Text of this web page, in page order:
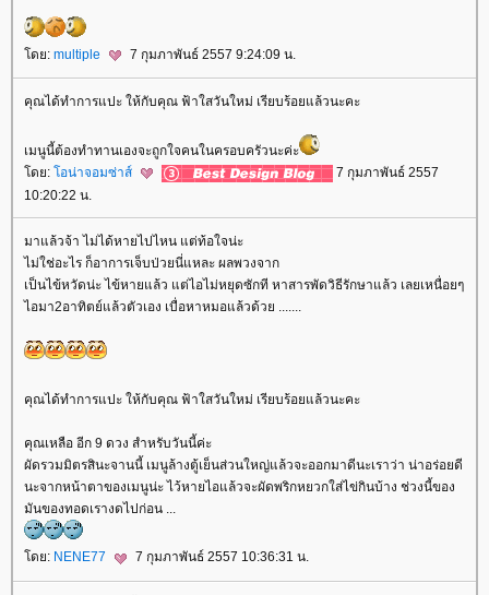
ดย: multiple 7 กุมภาพันธ์ 2557 9:24:09 น.
คุณได้ทำการแปะ ให้กับคุณ ฟ้าใสวันใหม่ เรียบร้อยแล้วนะคะ
เมนูนี้ต้องทำทานเองจะถูกใจคนในครอบครัวนะค่ะ
ดย: อน่าจอมซ่าส์
7 กุมภาพันธ์ 2557
10:20:22 น.
มาแล้วจ้า ไม่ได้หายไปไหน แต่ท้อใจน่ะ
ไม่ใช่อะไร ก็อาการเจ็บป่วยนี่แหละ ผลพวงจาก
เป็นไข้หวัดน่ะ ไข้หายแล้ว แต่ไอไม่หยุดซักที หาสารพัดวิธีรักษาแล้ว เลยเหนื่อยๆ
ไอมา2อาทิตย์แล้วตัวเอง เบื่อหาหมอแล้วด้วย .......
คุณได้ทำการแปะ ให้กับคุณ ฟ้าใสวันใหม่ เรียบร้อยแล้วนะคะ
คุณเหลือ อีก 9 ดวง สำหรับวันนี้ค่ะ
ผัดรวมมิตรสินะจานนี้ เมนูล้างตู้เย็นส่วนใหญ่แล้วจะออกมาดีนะเราว่า น่าอร่อยดี
นะจากหน้าตาของเมนูน่ะ ไว้หายไอแล้วจะผัดพริกหยวกใส่ไข่กินบ้าง ช่วงนี้ของ
มันของทอดเรางดไปก่อน ...
ดย: NENE77 7 กุมภาพันธ์ 2557 10:36:31 น.